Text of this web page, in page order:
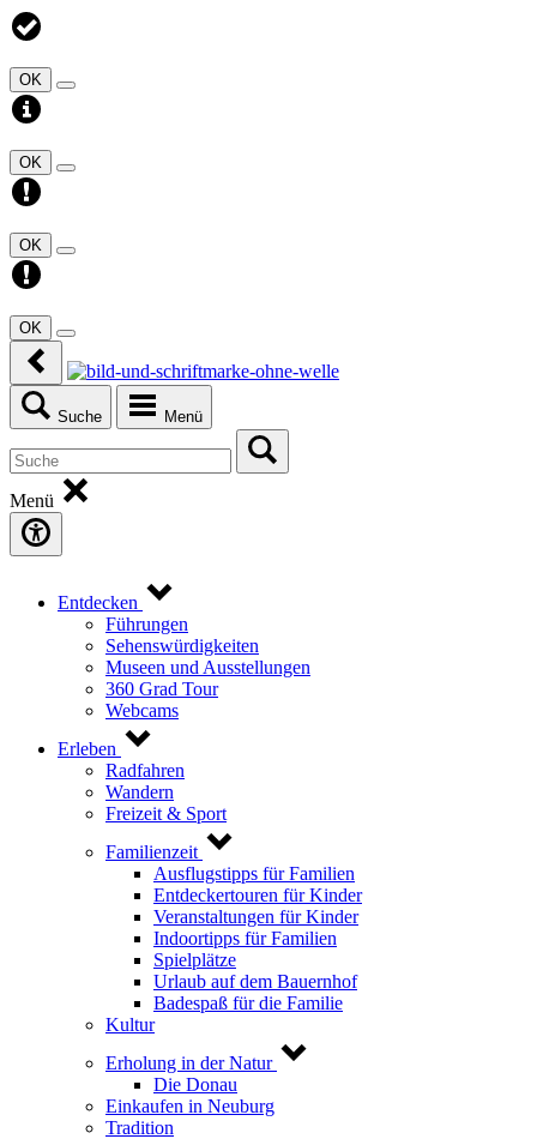
OK
OK
OK
OK
Suche Menü
Menü
Entdecken
Führungen
Sehenswürdigkeiten
Museen und Ausstellungen
360 Grad Tour
Webcams
Erleben
Radfahren
Wandern
Freizeit & Sport
Familienzeit
Ausflugstipps für Familien
Entdeckertouren für Kinder
Veranstaltungen für Kinder
Indoortipps für Familien
Spielplätze
Urlaub auf dem Bauernhof
Badespaß für die Familie
Kultur
Erholung in der Natur
Die Donau
Einkaufen in Neuburg
Tradition